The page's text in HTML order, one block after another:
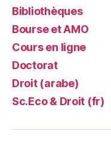
Bibliothèques
Bourse et AMO
Cours en ligne
Doctorat
Droit (arabe)
Sc.Eco & Droit (fr)